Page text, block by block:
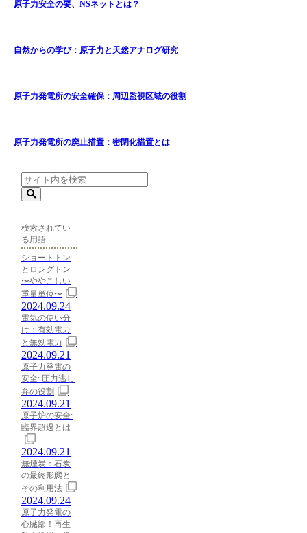
原子力安全の要、NSネットとは？
自然からの学び：原子力と天然アナログ研究
原子力発電所の安全確保：周辺監視区域の役割
原子力発電所の廃止措置：密閉化措置とは
検索されてい
る用語
ショートトン
とロングトン
〜ややこしい
重量単位〜
2024.09.24
電気の使い分
け：有効電力
と無効電力
2024.09.21
原子力発電の
安全: 圧力逃し
弁の役割
2024.09.21
原子炉の安全:
臨界超過とは
2024.09.21
無煙炭：石炭
の最終形態と
その利用法
2024.09.24
原子力発電の
心臓部！再生